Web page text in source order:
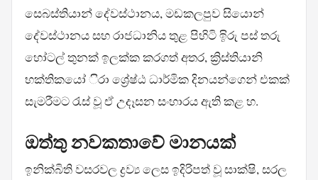
සෙබස්තියාන් දේවස්ථානය, මඩකලපුව සියොන්
දේවස්ථානය සහ රාජධානිය තුළ පිහිටි ඉිරු පස් තරු
හෝටල් තුනක් ඉලක්ක කරගත් අතර, ක්‍රිස්තියානි
භක්තිකයෝ ිරා ශ්‍රේෂ්ඨ ධාර්මික දිනයන්ගෙන් එකක්
සැමරීමට රැස් වූ ඒ උදෑසන සංහාරය ඇති කළ හ.
ඔත්තු නවකතාවේ මානයක්
ඉනික්බිති වසරවල ද්‍රව්‍ය ලෙස ඉදිරිපත් වූ සාක්ෂි, සරල